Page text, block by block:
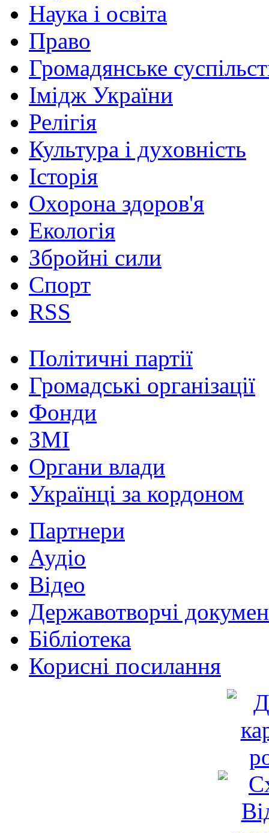
Наука і освіта
Право
Громадянське
Імідж України
Релігія
Культура і духовність
Історія
Охорона здоров'я
Екологія
Збройні сили
Спорт
RSS
Політичні партії
Громадські організації
Фонди
ЗМІ
Органи влади
Українці за кордоном
Партнери
Аудіо
Відео
Державотворчі
Бібліотека
Корисні посилання